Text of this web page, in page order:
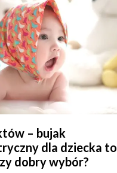
– bujak
dla dziecka to
dobry wybór?